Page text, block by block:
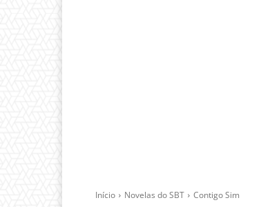
Início Novelas do SBT Contigo Sim